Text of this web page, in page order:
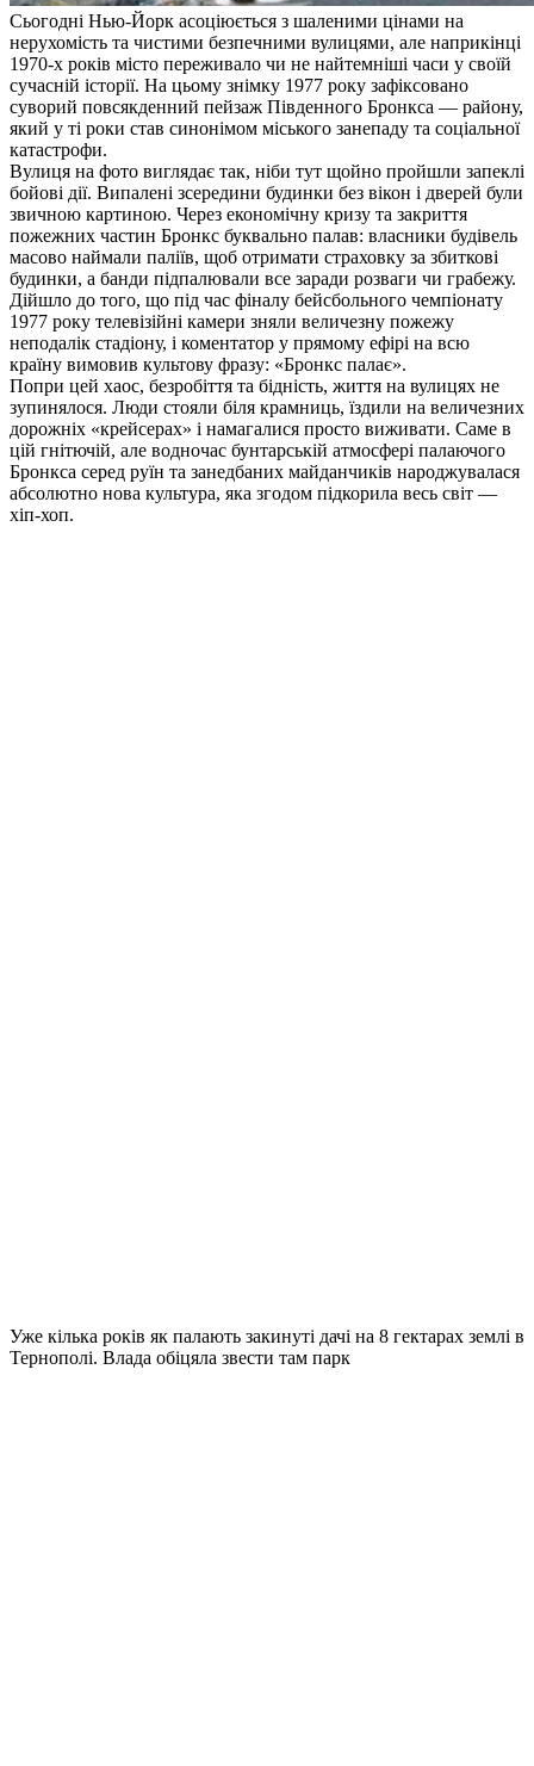
Сьогодні Нью-Йорк асоціюється з шаленими цінами на
нерухомість та чистими безпечними вулицями, але наприкінці
1970-х років місто переживало чи не найтемніші часи у своїй
сучасній історії. На цьому знімку 1977 року зафіксовано
суворий повсякденний пейзаж Південного Бронкса — району,
який у ті роки став синонімом міського занепаду та соціальної
катастрофи.
Вулиця на фото виглядає так, ніби тут щойно пройшли запеклі
бойові дії. Випалені зсередини будинки без вікон і дверей були
звичною картиною. Через економічну кризу та закриття
пожежних частин Бронкс буквально палав: власники будівель
масово наймали паліїв, щоб отримати страховку за збиткові
будинки, а банди підпалювали все заради розваги чи грабежу.
Дійшло до того, що під час фіналу бейсбольного чемпіонату
1977 року телевізійні камери зняли величезну пожежу
неподалік стадіону, і коментатор у прямому ефірі на всю
країну вимовив культову фразу: «Бронкс палає».
Попри цей хаос, безробіття та бідність, життя на вулицях не
зупинялося. Люди стояли біля крамниць, їздили на величезних
дорожніх «крейсерах» і намагалися просто виживати. Саме в
цій гнітючій, але водночас бунтарській атмосфері палаючого
Бронкса серед руїн та занедбаних майданчиків народжувалася
абсолютно нова культура, яка згодом підкорила весь світ —
хіп-хоп.
Уже кілька років як палають закинуті дачі на 8 гектарах землі в
Тернополі. Влада обіцяла звести там парк